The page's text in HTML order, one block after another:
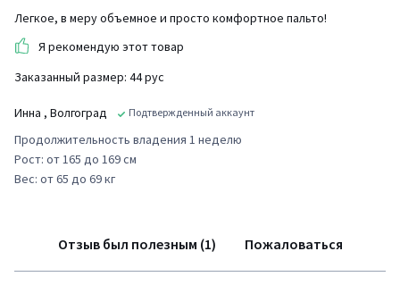
Легкое, в меру объемное и просто комфортное пальто!
Я рекомендую этот товар
Заказанный размер: 44 рус
Инна , Волгоград Подтвержденный аккаунт
Продолжительность владения 1 неделю
Рост: от 165 до 169 см
Вес: от 65 до 69 кг
Отзыв был полезным (1) Пожаловаться